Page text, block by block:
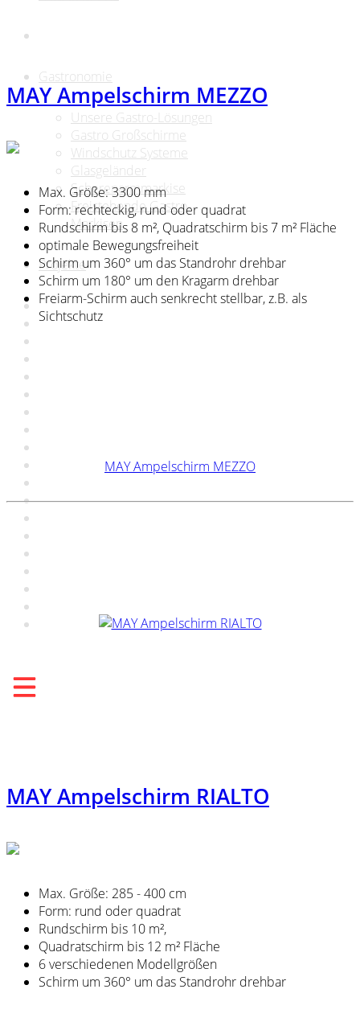
Gastronomie
Unsere Gastro-Lösungen
Gastro Großschirme
Windschutz Systeme
Glasgeländer
Scherenarmmarkise
Freistehende Gastro
Markisen
Projekte
MAY Ampelschirm MEZZO
Max. Größe: 3300 mm
Form: rechteckig, rund oder quadrat
Rundschirm bis 8 m², Quadratschirm bis 7 m² Fläche
optimale Bewegungsfreiheit
Schirm um 360° um das Standrohr drehbar
Schirm um 180° um den Kragarm drehbar
Freiarm-Schirm auch senkrecht stellbar, z.B. als
Sichtschutz
MAY Ampelschirm MEZZO
MAY Ampelschirm RIALTO
Max. Größe: 285 - 400 cm
Form: rund oder quadrat
Rundschirm bis 10 m²,
Quadratschirm bis 12 m² Fläche
6 verschiedenen Modellgrößen
Schirm um 360° um das Standrohr drehbar